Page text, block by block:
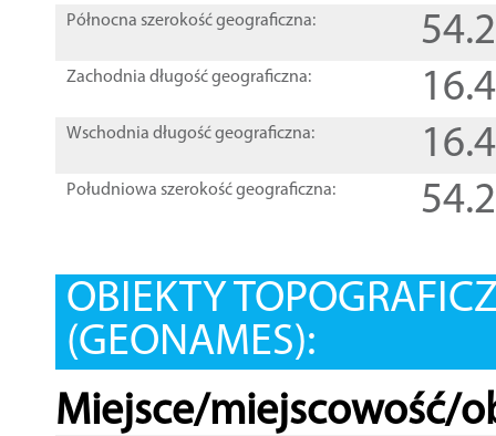
Północna szerokość geograficzna:
Zachodnia długość geograficzna:
Wschodnia długość geograficzna:
Południowa szerokość geograficzna:
OBIEKTY
(GEONAMES):
Miejsce/miejscowość/